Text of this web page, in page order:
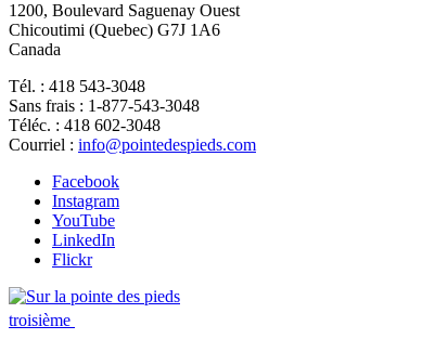
1200, Boulevard Saguenay Ouest
Chicoutimi (Quebec) G7J 1A6
Canada
Tél. : 418 543-3048
Sans frais : 1-877-543-3048
Téléc. : 418 602-3048
Courriel : info@pointedespieds.com
Facebook
Instagram
YouTube
LinkedIn
Flickr
troisième